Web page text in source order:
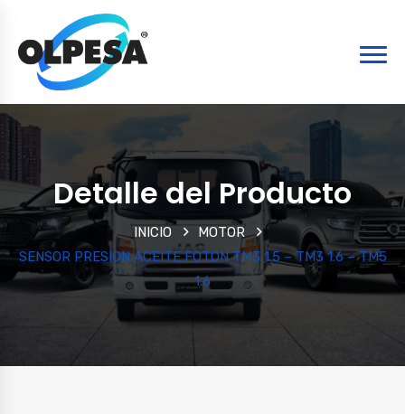
Detalle del Producto
INICIO
MOTOR
SENSOR PRESION ACEITE FOTON TM3 1.5 – TM3 1.6 – TM5
1.6